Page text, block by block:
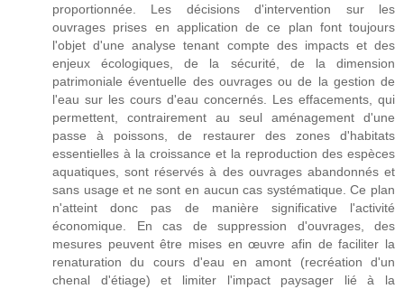
proportionnée. Les décisions d'intervention sur les
ouvrages prises en application de ce plan font toujours
l'objet d'une analyse tenant compte des impacts et des
enjeux écologiques, de la sécurité, de la dimension
patrimoniale éventuelle des ouvrages ou de la gestion de
l'eau sur les cours d'eau concernés. Les effacements, qui
permettent, contrairement au seul aménagement d'une
passe à poissons, de restaurer des zones d'habitats
essentielles à la croissance et la reproduction des espèces
aquatiques, sont réservés à des ouvrages abandonnés et
sans usage et ne sont en aucun cas systématique. Ce plan
n'atteint donc pas de manière significative l'activité
économique. En cas de suppression d'ouvrages, des
mesures peuvent être mises en œuvre afin de faciliter la
renaturation du cours d'eau en amont (recréation d'un
chenal d'étiage) et limiter l'impact paysager lié à la